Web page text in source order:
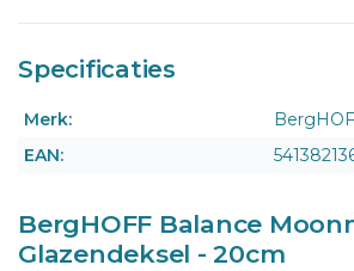
Specificaties
Merk:
EAN:
BergHOFF Balance
Glazendeksel - 20cm